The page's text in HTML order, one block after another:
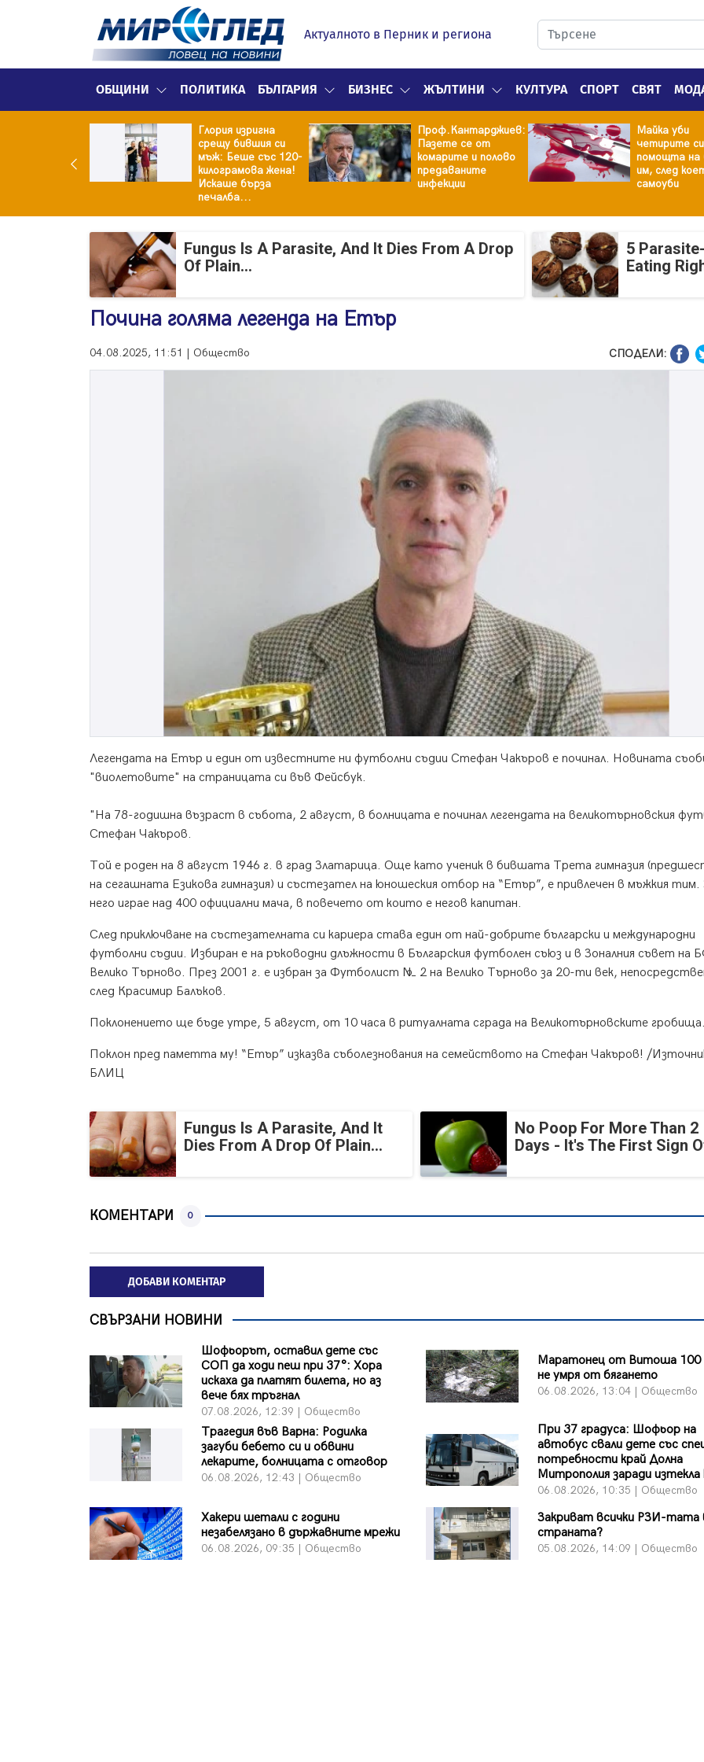
Актуалното в Перник и региона
ОБЩИНИ ПОЛИТИКА БЪЛГАРИЯ БИЗНЕС ЖЪЛТИНИ КУЛТУРА СПОРТ СВЯТ
Глория изригна
срещу бившия си
мъж: Беше със 120-
килограмова жена!
Искаше бърза
печалба...
Проф.Кантарджиев:
Пазете се от
комарите и полово
предаваните
инфекции
Майка уби
четирите
помощта на
им, след
самоуби
Fungus Is A Parasite, And It Dies From A Drop
Of Plain...
5
Eating
Почина голяма легенда на Етър
04.08.2025, 11:51 | Общество СПОДЕЛИ:
Легендата на Етър и един от известните ни футболни съдии Стефан Чакъров е починал. Новината
"виолетовите" на страницата си във Фейсбук.
"На 78-годишна възраст в събота, 2 август, в болницата е починал легендата на великотърновския
Стефан Чакъров.
Той е роден на 8 август 1946 г. в град Златарица. Още като ученик в бившата Трета гимназия
на сегашната Езикова гимназия) и състезател на юношеския отбор на “Етър”, е привлечен в мъжкия тим.
него играе над 400 официални мача, в повечето от които е негов капитан.
След приключване на състезателната си кариера става един от най-добрите български и международни
футболни съдии. Избиран е на ръководни длъжности в Българския футболен съюз и в Зоналния съвет на
Велико Търново. През 2001 г. е избран за Футболист № 2 на Велико Търново за 20-ти век,
след Красимир Балъков.
Поклонението ще бъде утре, 5 август, от 10 часа в ритуалната сграда на Великотърновските гробища.
Поклон пред паметта му! “Етър” изказва съболезнования на семейството на Стефан Чакъров! /
БЛИЦ
Fungus Is A Parasite, And It
Dies From A Drop Of Plain...
No Poop For More Than 2
Days - It's The First Sign
КОМЕНТАРИ 0
ДОБАВИ КОМЕНТАР
СВЪРЗАНИ НОВИНИ
Шофьорът, оставил дете със
СОП да ходи пеш при 37°: Хора
искаха да платят билета, но аз
вече бях тръгнал
07.08.2026, 12:39 | Общество
Маратонец от Витоша 100
не умря от бягането
06.08.2026, 13:04 | Общество
Трагедия във Варна: Родилка
загуби бебето си и обвини
лекарите, болницата с отговор
06.08.2026, 12:43 | Общество
При 37 градуса: Шофьор на
автобус свали дете със
потребности край Долна
Митрополия заради
06.08.2026, 10:35 | Общество
Хакери шетали с години
незабелязано в държавните мрежи
06.08.2026, 09:35 | Общество
Закриват всички РЗИ-тата
страната?
05.08.2026, 14:09 | Общество